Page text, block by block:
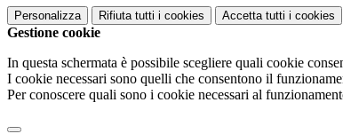
Personalizza Rifiuta tutti i cookies Accetta tutti i cookies
Gestione cookie
In questa schermata è possibile scegliere quali cookie
I cookie necessari sono quelli che consentono il
Per conoscere quali sono i cookie necessari al